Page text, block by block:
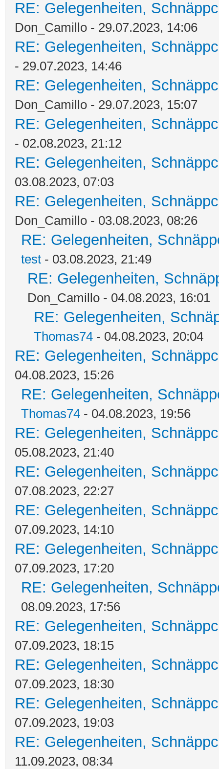
RE: Gelegenheiten,
Don_Camillo - 29.07.2023, 14:06
RE: Gelegenheiten,
- 29.07.2023, 14:46
RE: Gelegenheiten,
Don_Camillo - 29.07.2023, 15:07
RE: Gelegenheiten,
- 02.08.2023, 21:12
RE: Gelegenheiten,
03.08.2023, 07:03
RE: Gelegenheiten,
Don_Camillo - 03.08.2023, 08:26
RE: Gelegenheiten,
test - 03.08.2023, 21:49
RE: Gelegenheiten,
Don_Camillo - 04.08.2023, 16:01
RE: Gelegenheiten,
Thomas74 - 04.08.2023, 20:04
RE: Gelegenheiten,
04.08.2023, 15:26
RE: Gelegenheiten,
Thomas74 - 04.08.2023, 19:56
RE: Gelegenheiten,
05.08.2023, 21:40
RE: Gelegenheiten,
07.08.2023, 22:27
RE: Gelegenheiten,
07.09.2023, 14:10
RE: Gelegenheiten,
07.09.2023, 17:20
RE: Gelegenheiten,
08.09.2023, 17:56
RE: Gelegenheiten,
07.09.2023, 18:15
RE: Gelegenheiten,
07.09.2023, 18:30
RE: Gelegenheiten,
07.09.2023, 19:03
RE: Gelegenheiten,
11.09.2023, 08:34